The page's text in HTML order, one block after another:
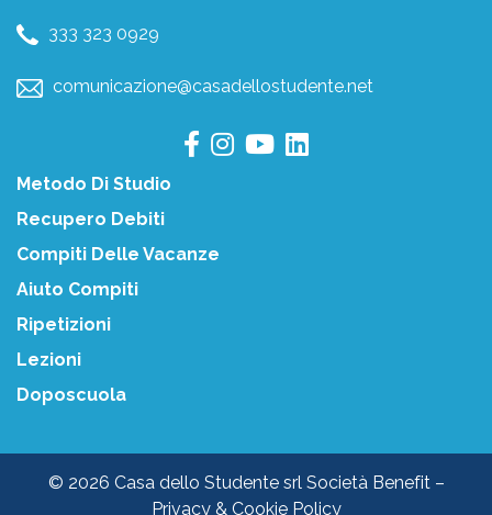
333 323 0929
comunicazione@casadellostudente.net
Metodo Di Studio
Recupero Debiti
Compiti Delle Vacanze
Aiuto Compiti
Ripetizioni
Lezioni
Doposcuola
© 2026 Casa dello Studente srl Società Benefit –
Privacy & Cookie Policy